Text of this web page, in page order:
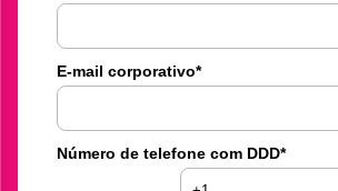
E-mail corporativo*
Número de telefone com DDD*